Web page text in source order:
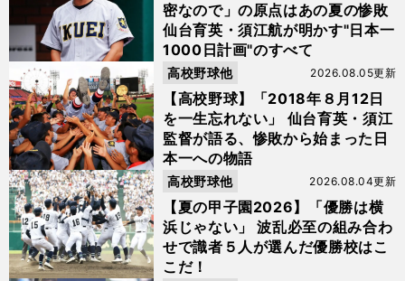
密なので」の原点はあの夏の惨敗
仙台育英・須江航が明かす"日本一
1000日計画"のすべて
【高校野球】「2018年８月12日
を一生忘れない」 仙台育英・須江
監督が語る、惨敗から始まった日
本一への物語
2026.08.05更新
高校野球他
【夏の甲子園2026】「優勝は横
浜じゃない」 波乱必至の組み合わ
せで識者５人が選んだ優勝校はこ
こだ！
2026.08.04更新
高校野球他